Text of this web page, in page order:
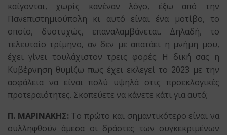
καίγονται, χωρίς κανέναν λόγο, έξω από την
Πανεπιστημιούπολη κι αυτό είναι ένα μοτίβο, το
οποίο, δυστυχώς, επαναλαμβάνεται. Δηλαδή, το
τελευταίο τρίμηνο, αν δεν με απατάει η μνήμη μου,
έχει γίνει τουλάχιστον τρεις φορές. Η δική σας η
Κυβέρνηση θυμίζω πως έχει εκλεγεί το 2023 με την
ασφάλεια να είναι πολύ υψηλά στις προεκλογικές
προτεραιότητες. Σκοπεύετε να κάνετε κάτι για αυτό;
Π. ΜΑΡΙΝΑΚΗΣ: Το πρώτο και σημαντικότερο είναι να
συλληφθούν άμεσα οι δράστες των συγκεκριμένων